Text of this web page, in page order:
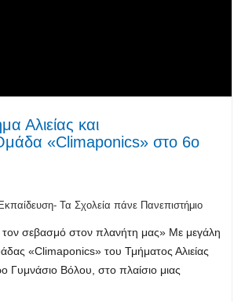
Αλιείας και
«Climaponics» στο 6ο
Τα Σχολεία πάνε Πανεπιστήμιο
τον σεβασμό στον πλανήτη μας» Με μεγάλη
«Climaponics» του Τμήματος Αλιείας
Γυμνάσιο Βόλου, στο πλαίσιο μιας